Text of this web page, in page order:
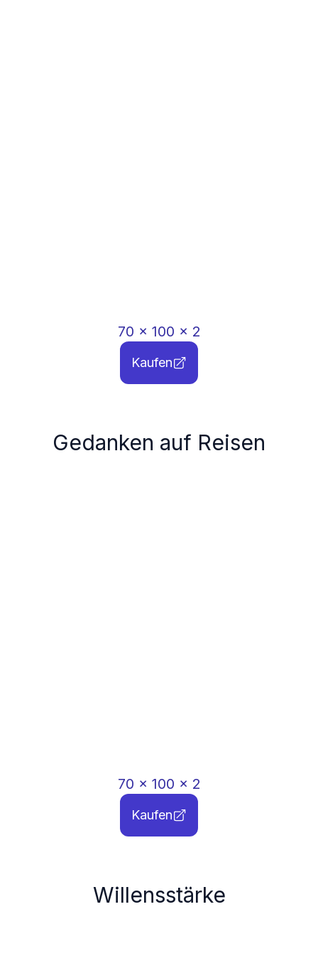
70 x 100 x 2
Kaufen
Gedanken auf Reisen
70 x 100 x 2
Kaufen
Willensstärke